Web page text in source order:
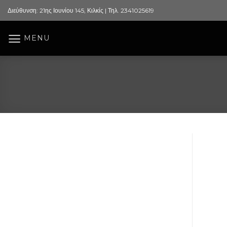
Skip
to
Διεύθυνση: 21ης Ιουνίου 145, Κιλκίς | Τηλ. 2341025619
MENU